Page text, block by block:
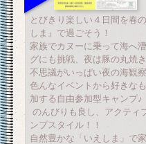
とびきり楽しい４日間を春
しま』で過ごそう！
家族でカヌーに乗って海へ
グにも挑戦、夜は豚の丸焼
不思議がいっぱい夜の海観
色んなイベントから好きな
加する自由参加型キャンプ♪
のんびりも良し、アクティ
ンプスタイル！！
自然豊かな「いえしま」で